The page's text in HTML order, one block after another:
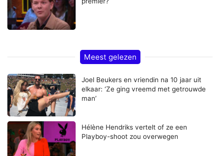
Meest gelezen
Joel Beukers en vriendin na 10 jaar uit
elkaar: ‘Ze ging vreemd met getrouwde
man’
Hélène Hendriks vertelt of ze een
Playboy-shoot zou overwegen